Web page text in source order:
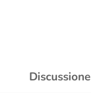
Discussione